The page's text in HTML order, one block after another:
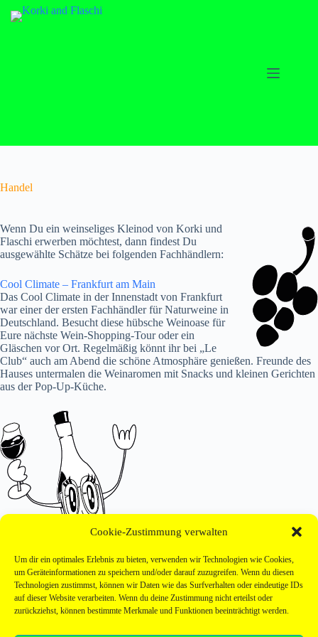
Cookie-Zustimmung verwalten
Um dir ein optimales Erlebnis zu bieten, verwenden wir Technologien wie Cookies,
um Geräteinformationen zu speichern und/oder darauf zuzugreifen. Wenn du diesen
Technologien zustimmst, können wir Daten wie das Surfverhalten oder eindeutige IDs
auf dieser Website verarbeiten. Wenn du deine Zustimmung nicht erteilst oder
zurückziehst, können bestimmte Merkmale und Funktionen beeinträchtigt werden.
Inhalt
Handel
Wenn Du ein weinseliges Kleinod von Korki und
Flaschi erwerben möchtest, dann findest Du
ausgewählte Schätze bei folgenden Fachhändlern:
Cool Climate – Frankfurt am Main
Das Cool Climate in der Innenstadt von Frankfurt
war einer der ersten Fachhändler für Naturweine in
Deutschland. Besucht diese hübsche Weinoase für
Eure nächste Wein-Shopping-Tour oder ein
Gläschen vor Ort. Regelmäßig könnt ihr bei „Le
Club“ auch am Abend die schöne Atmosphäre genießen. Freunde des
Hauses untermalen die Weinaromen mit Snacks und kleinen Gerichten
aus der Pop-Up-Küche.